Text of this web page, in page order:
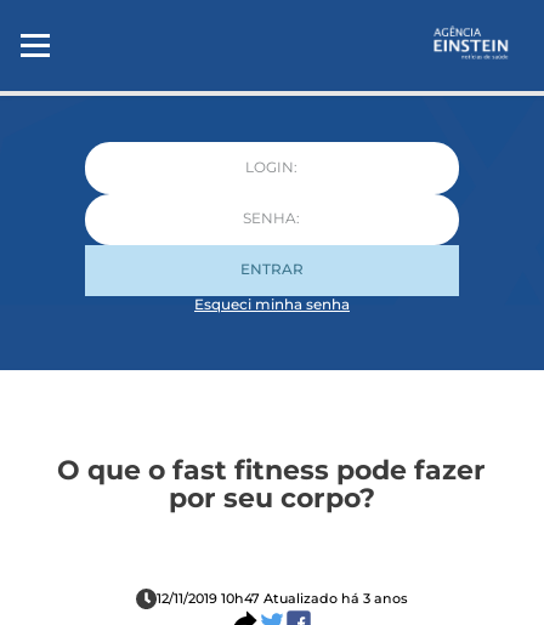
ENTRAR
Esqueci minha senha
O que o fast fitness pode fazer
por seu corpo?
12/11/2019 10h47 Atualizado há 3 anos